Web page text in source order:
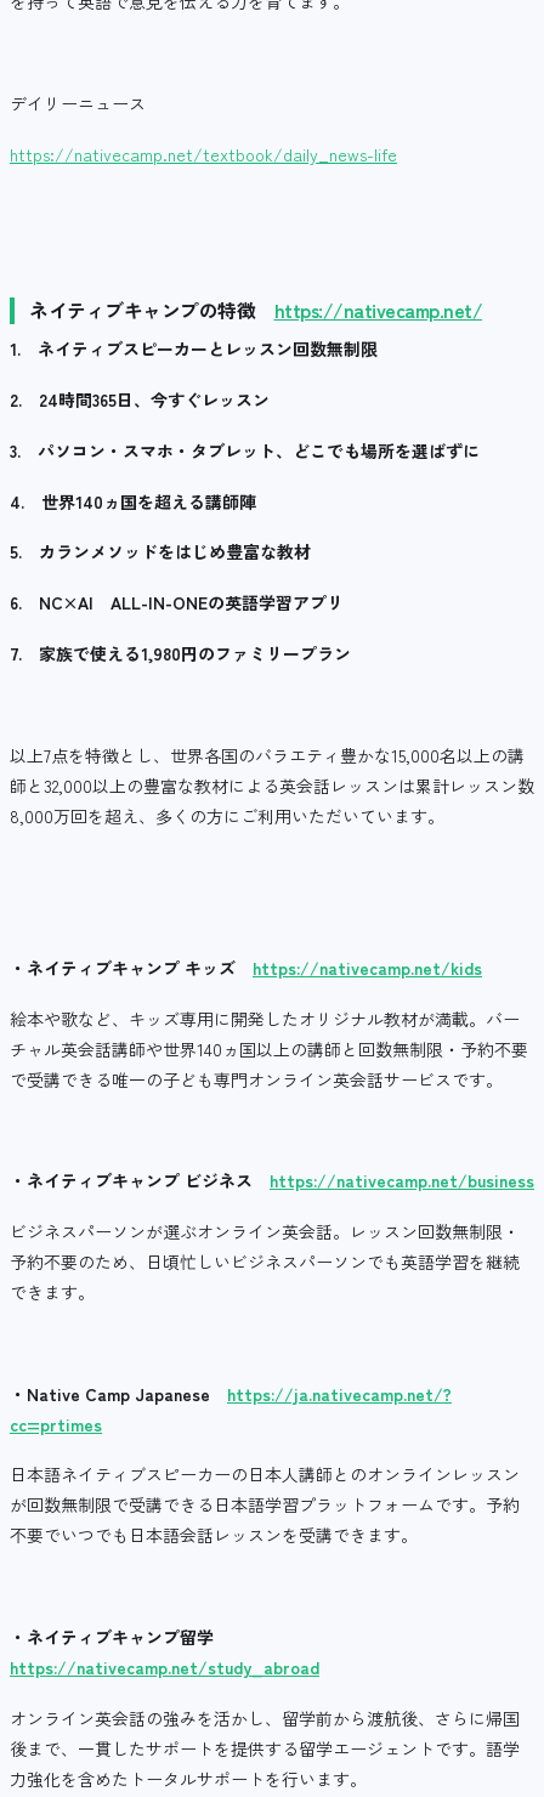
デイリーニュース
https://nativecamp.net/textbook/daily_news-life
ネイティブキャンプの特徴 https://nativecamp.net/
1. ネイティブスピーカーとレッスン回数無制限
2. 24時間365日、今すぐレッスン
3. パソコン・スマホ・タブレット、どこでも場所を選ばずに
4. 世界140 ヵ国を超える講師陣
5. カランメソッドをはじめ豊富な教材
6. NC×AI ALL-IN-ONEの英語学習アプリ
7. 家族で使える1,980円のファミリープラン
以上7点を特徴とし、世界各国のバラエティ豊かな15,000名以上の講
師と32,000以上の豊富な教材による英会話レッスンは累計レッスン数
8,000万回を超え、多くの方にご利用いただいています。
・ネイティブキャンプ キッズ https://nativecamp.net/kids
絵本や歌など、キッズ専用に開発したオリジナル教材が満載。バー
チャル英会話講師や世界140ヵ国以上の講師と回数無制限・予約不要
で受講できる唯一の子ども専門オンライン英会話サービスです。
・ネイティブキャンプ ビジネス https://nativecamp.net/business
ビジネスパーソンが選ぶオンライン英会話。レッスン回数無制限・
予約不要のため、日頃忙しいビジネスパーソンでも英語学習を継続
できます。
・ Native Camp Japanese
https://ja.nativecamp.net/?
cc=prtimes
日本語ネイティブスピーカーの日本人講師とのオンラインレッスン
が回数無制限で受講できる日本語学習プラットフォームです。予約
不要でいつでも日本語会話レッスンを受講できます。
・ネイティブキャンプ留学
https://nativecamp.net/study_abroad
オンライン英会話の強みを活かし、留学前から渡航後、さらに帰国
後まで、一貫したサポートを提供する留学エージェントです。語学
力強化を含めたトータルサポートを行います。